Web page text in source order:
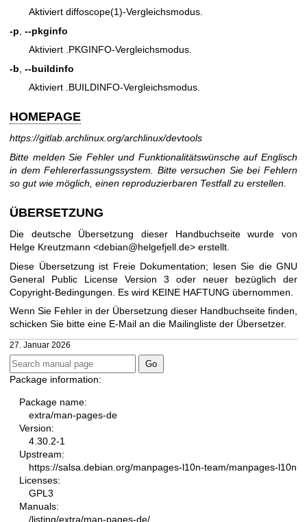
Aktiviert diffoscope(1)-Vergleichsmodus.
-p --pkginfo
Aktiviert .PKGINFO-Vergleichsmodus.
-b --buildinfo
Aktiviert .BUILDINFO-Vergleichsmodus.
HOMEPAGE
https://gitlab.archlinux.org/archlinux/devtools
Bitte melden Sie Fehler und Funktionalitätswünsche auf Englisch
in dem Fehlererfassungssystem. Bitte versuchen Sie bei Fehlern
so gut wie möglich, einen reproduzierbaren Testfall zu erstellen.
ÜBERSETZUNG
Die deutsche Übersetzung dieser Handbuchseite wurde von
Helge Kreutzmann <debian@helgefjell.de> erstellt.
Diese Übersetzung ist Freie Dokumentation; lesen Sie die GNU
General Public License Version 3 oder neuer bezüglich der
Copyright-Bedingungen. Es wird KEINE HAFTUNG übernommen.
Wenn Sie Fehler in der Übersetzung dieser Handbuchseite finden,
schicken Sie bitte eine E-Mail an die Mailingliste der Übersetzer.
27. Januar 2026
Package information:
Package name:
extra/man-pages-de
Version:
4.30.2-1
Upstream:
https://salsa.debian.org/manpages-l10n-team/manpages-l10n
Licenses:
GPL3
Manuals:
/listing/extra/man-pages-de/